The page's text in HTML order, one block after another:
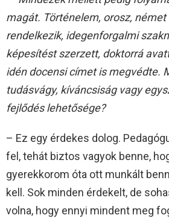
magát. Történelem, orosz,
rendelkezik, idegenforgalmi
képesítést szerzett, doktorrá
idén docensi címet is megvédte.
tudásvágy, kíváncsiság vagy
fejlődés lehetősége?
– Ez egy érdekes dolog.
fel, tehát biztos vagyok benne,
gyerekkorom óta ott munkált
kell. Sok minden érdekelt, de
volna, hogy ennyi mindent meg